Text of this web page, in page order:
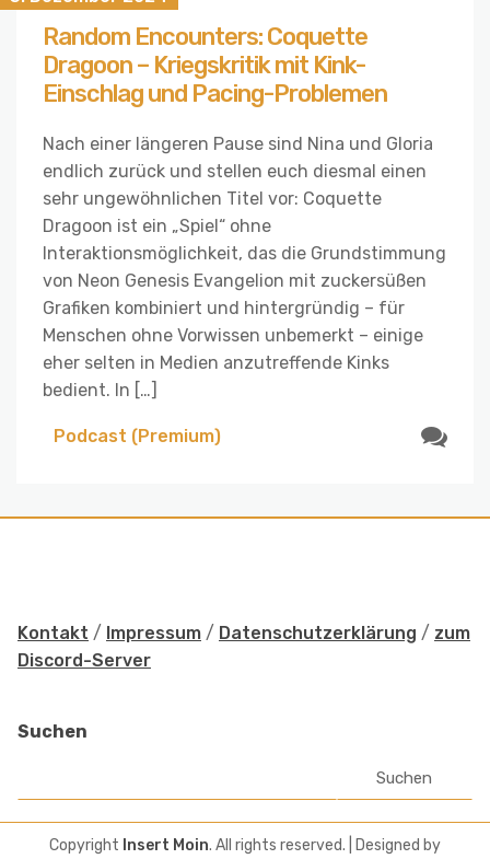
Random Encounters: Coquette
Dragoon – Kriegskritik mit Kink-
Einschlag und Pacing-Problemen
Nach einer längeren Pause sind Nina und Gloria
endlich zurück und stellen euch diesmal einen
sehr ungewöhnlichen Titel vor: Coquette
Dragoon ist ein „Spiel“ ohne
Interaktionsmöglichkeit, das die Grundstimmung
von Neon Genesis Evangelion mit zuckersüßen
Grafiken kombiniert und hintergründig – für
Menschen ohne Vorwissen unbemerkt – einige
eher selten in Medien anzutreffende Kinks
bedient. In […]
Podcast (Premium)
Kontakt / Impressum / Datenschutzerklärung / zum
Discord-Server
Suchen
Suchen
Copyright Insert Moin. All rights reserved. | Designed by